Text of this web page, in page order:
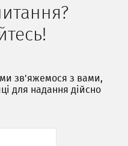
зв'яжемося з вами,
для надання дійсно